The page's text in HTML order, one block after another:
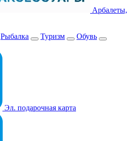
Арбалеты,
Рыбалка Туризм
Обувь
Эл. подарочная карта